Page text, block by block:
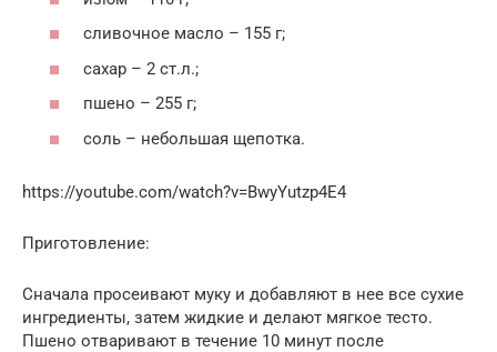
сливочное масло – 155 г;
сахар – 2 ст.л.;
пшено – 255 г;
соль – небольшая щепотка.
https://youtube.com/watch?v=BwyYutzp4E4
Приготовление:
Сначала просеивают муку и добавляют в нее все сухие
ингредиенты, затем жидкие и делают мягкое тесто.
Пшено отваривают в течение 10 минут после